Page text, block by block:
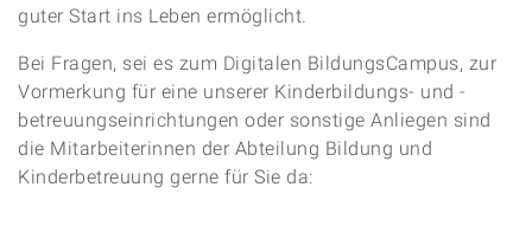
guter Start ins Leben ermöglicht.
Bei Fragen, sei es zum Digitalen BildungsCampus, zur
Vormerkung für eine unserer Kinderbildungs- und -
betreuungseinrichtungen oder sonstige Anliegen sind
die Mitarbeiterinnen der Abteilung Bildung und
Kinderbetreuung gerne für Sie da: